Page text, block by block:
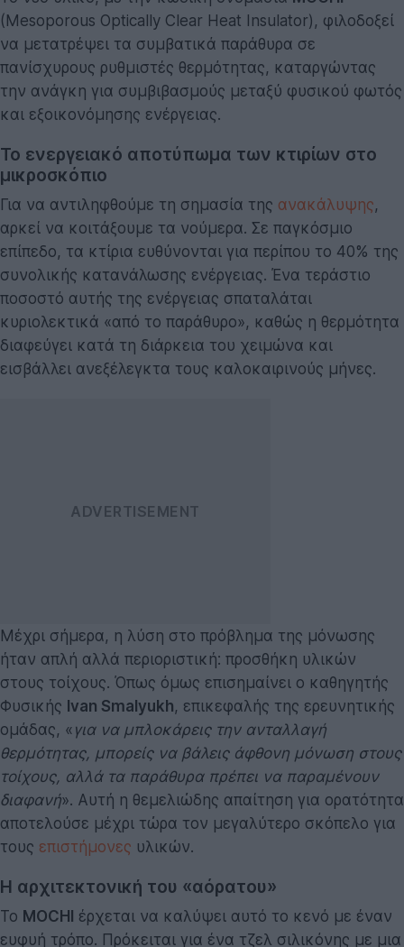
(Mesoporous Optically Clear Heat Insulator), φιλοδοξεί
να μετατρέψει τα συμβατικά παράθυρα σε
πανίσχυρους ρυθμιστές θερμότητας, καταργώντας
την ανάγκη για συμβιβασμούς μεταξύ φυσικού φωτός
και εξοικονόμησης ενέργειας.
Το ενεργειακό αποτύπωμα των κτιρίων στο
μικροσκόπιο
Για να αντιληφθούμε τη σημασία της ανακάλυψης,
αρκεί να κοιτάξουμε τα νούμερα. Σε παγκόσμιο
επίπεδο, τα κτίρια ευθύνονται για περίπου το 40% της
συνολικής κατανάλωσης ενέργειας. Ένα τεράστιο
ποσοστό αυτής της ενέργειας σπαταλάται
κυριολεκτικά «από το παράθυρο», καθώς η θερμότητα
διαφεύγει κατά τη διάρκεια του χειμώνα και
εισβάλλει ανεξέλεγκτα τους καλοκαιρινούς μήνες.
Μέχρι σήμερα, η λύση στο πρόβλημα της μόνωσης
ήταν απλή αλλά περιοριστική: προσθήκη υλικών
στους τοίχους. Όπως όμως επισημαίνει ο καθηγητής
Φυσικής Ivan Smalyukh, επικεφαλής της ερευνητικής
ομάδας, « για να μπλοκάρεις την ανταλλαγή
θερμότητας, μπορείς να βάλεις άφθονη μόνωση στους
τοίχους, αλλά τα παράθυρα πρέπει να παραμένουν
διαφανή». Αυτή η θεμελιώδης απαίτηση για ορατότητα
αποτελούσε μέχρι τώρα τον μεγαλύτερο σκόπελο για
τους επιστήμονες υλικών.
Η αρχιτεκτονική του «αόρατου»
Το MOCHI έρχεται να καλύψει αυτό το κενό με έναν
ευφυή τρόπο. Πρόκειται για ένα τζελ σιλικόνης με μια